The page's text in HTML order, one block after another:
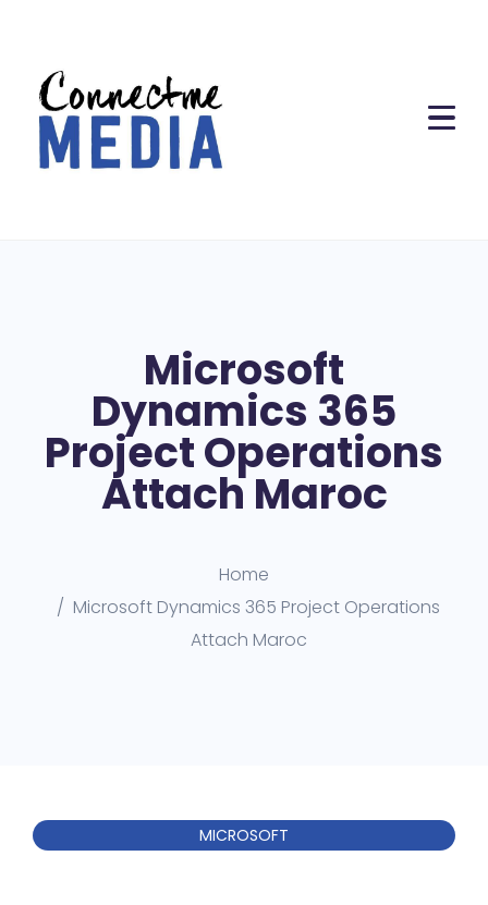
Microsoft
Dynamics 365
Project Operations
Attach Maroc
Home
Microsoft Dynamics 365 Project Operations
Attach Maroc
MICROSOFT